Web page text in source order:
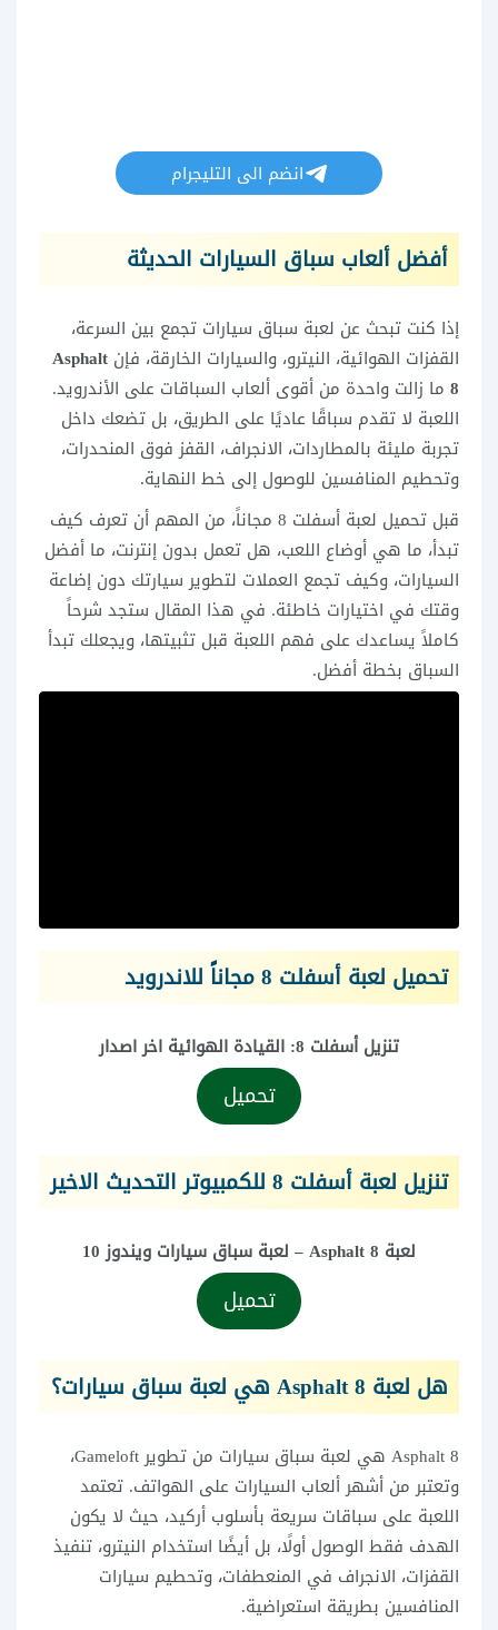
انضم الى التليجرام
أفضل ألعاب سباق السيارات الحديثة
إذا كنت تبحث عن لعبة سباق سيارات تجمع بين السرعة،
القفزات الهوائية، النيترو، والسيارات الخارقة، فإن Asphalt
8 ما زالت واحدة من أقوى ألعاب السباقات على الأندرويد.
اللعبة لا تقدم سباقًا عاديًا على الطريق، بل تضعك داخل
تجربة مليئة بالمطاردات، الانجراف، القفز فوق المنحدرات،
وتحطيم المنافسين للوصول إلى خط النهاية.
قبل تحميل لعبة أسفلت 8 مجاناً، من المهم أن تعرف كيف
تبدأ، ما هي أوضاع اللعب، هل تعمل بدون إنترنت، ما أفضل
السيارات، وكيف تجمع العملات لتطوير سيارتك دون إضاعة
وقتك في اختيارات خاطئة. في هذا المقال ستجد شرحاً
كاملاً يساعدك على فهم اللعبة قبل تثبيتها، ويجعلك تبدأ
السباق بخطة أفضل.
تحميل لعبة أسفلت 8 مجاناً للاندرويد
تنزيل أسفلت 8: القيادة الهوائية اخر اصدار
تحميل
تنزيل لعبة أسفلت 8 للكمبيوتر التحديث الاخير
لعبة Asphalt 8 – لعبة سباق سيارات ويندوز 10
تحميل
هل لعبة Asphalt 8 هي لعبة سباق سيارات؟
Asphalt 8 هي لعبة سباق سيارات من تطوير Gameloft،
وتعتبر من أشهر ألعاب السيارات على الهواتف. تعتمد
اللعبة على سباقات سريعة بأسلوب أركيد، حيث لا يكون
الهدف فقط الوصول أولًا، بل أيضًا استخدام النيترو، تنفيذ
القفزات، الانجراف في المنعطفات، وتحطيم سيارات
المنافسين بطريقة استعراضية.